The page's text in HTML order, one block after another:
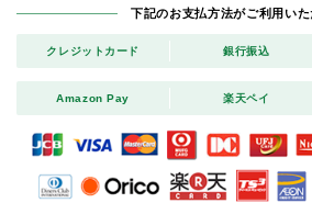
下記のお支払方法がご利用い
クレジットカード 銀行振込
Amazon Pay 楽天ペイ